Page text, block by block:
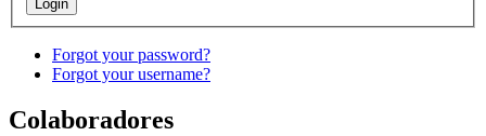
Forgot your password?
Forgot your username?
Colaboradores